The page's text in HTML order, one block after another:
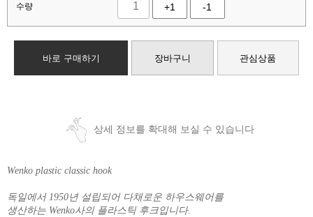
수량 +1 -1
바로 구매하기 장바구니 관심상품
상세 정보를 확대해 보실 수 있습니다
Wenko plastic classic hook
독일에서 1950년 설립되어 다채로운 하우스웨어를
생산하는 Wenko사의 플라스틱 후크입니다.